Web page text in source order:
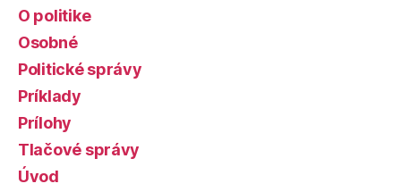
O politike
Osobné
Politické správy
Príklady
Prílohy
Tlačové správy
Úvod